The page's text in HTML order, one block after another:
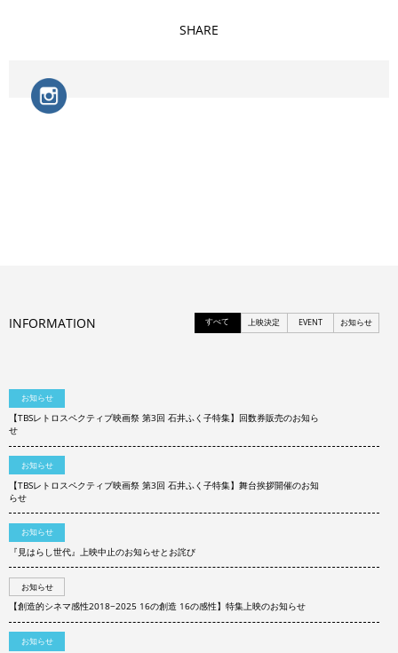
SHARE
INFORMATION すべて 上映決定 EVENT お知らせ
お知らせ
【TBSレトロスペクティブ映画祭 第3回 石井ふく子特集】回数券販売のお知ら
せ
お知らせ
【TBSレトロスペクティブ映画祭 第3回 石井ふく子特集】舞台挨拶開催のお知
らせ
お知らせ
『見はらし世代』上映中止のお知らせとお詫び
お知らせ
【創造的シネマ感性2018−2025 16の創造 16の感性】特集上映のお知らせ
お知らせ